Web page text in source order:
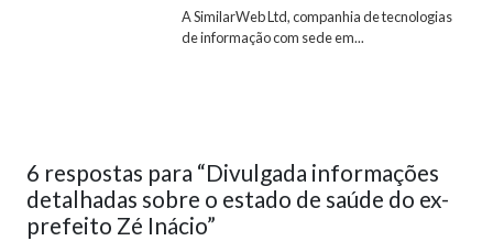
A SimilarWeb Ltd, companhia de tecnologias
de informação com sede em...
6 respostas para “Divulgada informações
detalhadas sobre o estado de saúde do ex-
prefeito Zé Inácio”